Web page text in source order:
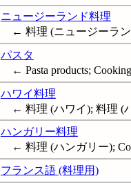
ニュージーランド料理
← 料理 (ニュージーラン
パスタ
← Pasta products;
ハワイ料理
← 料理 (ハワイ); 料理 (
ハンガリー料理
← 料理 (ハンガリー);
フランス語 (料理用)